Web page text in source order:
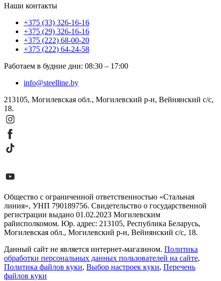
Наши контакты
+375 (33) 326-16-16
+375 (29) 326-16-16
+375 (222) 68-00-20
+375 (222) 64-24-58
Работаем в будние дни: 08:30 – 17:00
info@steelline.by
213105, Могилевская обл., Могилевский р-н, Вейнянский с/с,
18.
Общество с ограниченной ответственностью «Стальная
линия», УНП 790189756. Свидетельство о государственной
регистрации выдано 01.02.2023 Могилевским
райисполкомом. Юр. адрес: 213105, Республика Беларусь,
Могилевская обл., Могилевский р-н, Вейнянский с/с, 18.
Данный сайт не является интернет-магазином. Политика
обработки персональных данных пользователей на сайте,
Политика файлов куки, Выбор настроек куки, Перечень
файлов куки